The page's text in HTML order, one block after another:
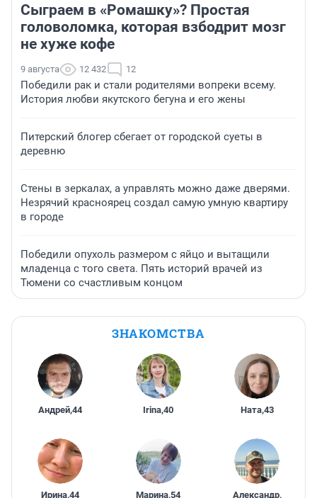
Сыграем в «Ромашку»? Простая
головоломка, которая взбодрит мозг
не хуже кофе
9 августа 12 432 12
Победили рак и стали родителями вопреки всему.
История любви якутского бегуна и его жены
Питерский блогер сбегает от городской суеты в
деревню
Стены в зеркалах, а управлять можно даже дверями.
Незрячий красноярец создал самую умную квартиру
в городе
Победили опухоль размером с яйцо и вытащили
младенца с того света. Пять историй врачей из
Тюмени со счастливым концом
ЗНАКОМСТВА
Андрей,44 Irina,40 Ната,43
Ирина,44 Марина,54 Александр,